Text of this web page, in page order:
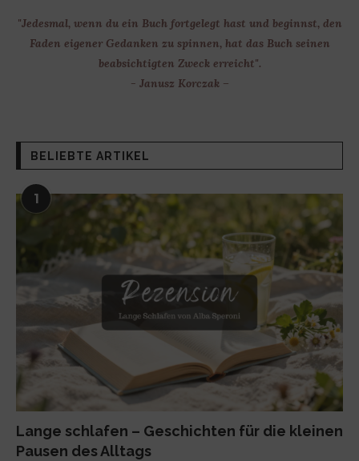
"Jedesmal, wenn du ein Buch fortgelegt hast und beginnst, den
Faden eigener Gedanken zu spinnen, hat das Buch seinen
beabsichtigten Zweck erreicht".
- Janusz Korczak –
BELIEBTE ARTIKEL
1
Lange schlafen – Geschichten für die kleinen
Pausen des Alltags